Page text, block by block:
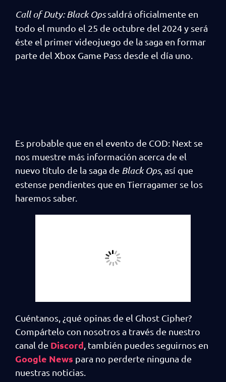
Call of Duty: Black Opssaldrá oficialmente en
todo el mundo el 25 de octubre del 2024 y será
éste el primer videojuego de la saga en formar
parte del Xbox Game Pass desde el día uno.
Es probable que en el evento de COD: Next se
nos muestre más información acerca de el
nuevo título de la saga de Black Ops, así que
estense pendientes que en Tierragamer se los
haremos saber.
Cuéntanos, ¿qué opinas de el Ghost Cipher?
Compártelo con nosotros a través de nuestro
canal de Discord , también puedes seguirnos en
Google News para no perderte ninguna de
nuestras noticias.